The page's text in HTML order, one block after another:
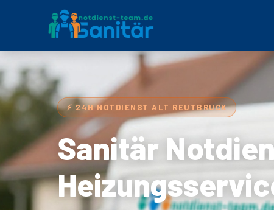
⚡ 24H NOTDIENST ALT REUTBRUCK
Sanitär